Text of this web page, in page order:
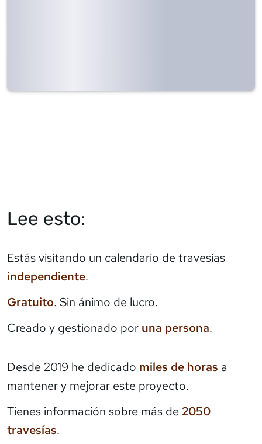
Lee esto:
Estás visitando un calendario de travesías
independiente.
Gratuito. Sin ánimo de lucro.
Creado y gestionado por una persona.
Desde 2019 he dedicado miles de horas a
mantener y mejorar este proyecto.
Tienes información sobre más de 2050
travesías.